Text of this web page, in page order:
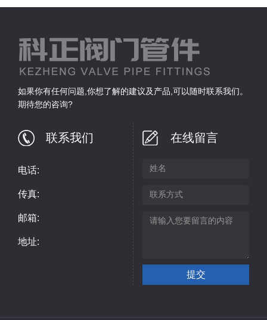
如果你有任何问题,你想了解的建议及产品,可以随时联系我们。
期待您的咨询?
联系我们
电话:
传真:
邮箱:
地址:
在线留言